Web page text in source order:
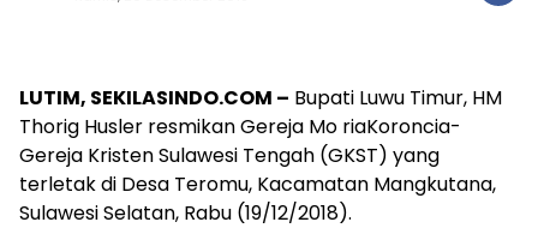
LUTIM, SEKILASINDO.COM – Bupati Luwu Timur, HM
Thorig Husler resmikan Gereja Mo riaKoroncia-
Gereja Kristen Sulawesi Tengah (GKST) yang
terletak di Desa Teromu, Kacamatan Mangkutana,
Sulawesi Selatan, Rabu (19/12/2018).